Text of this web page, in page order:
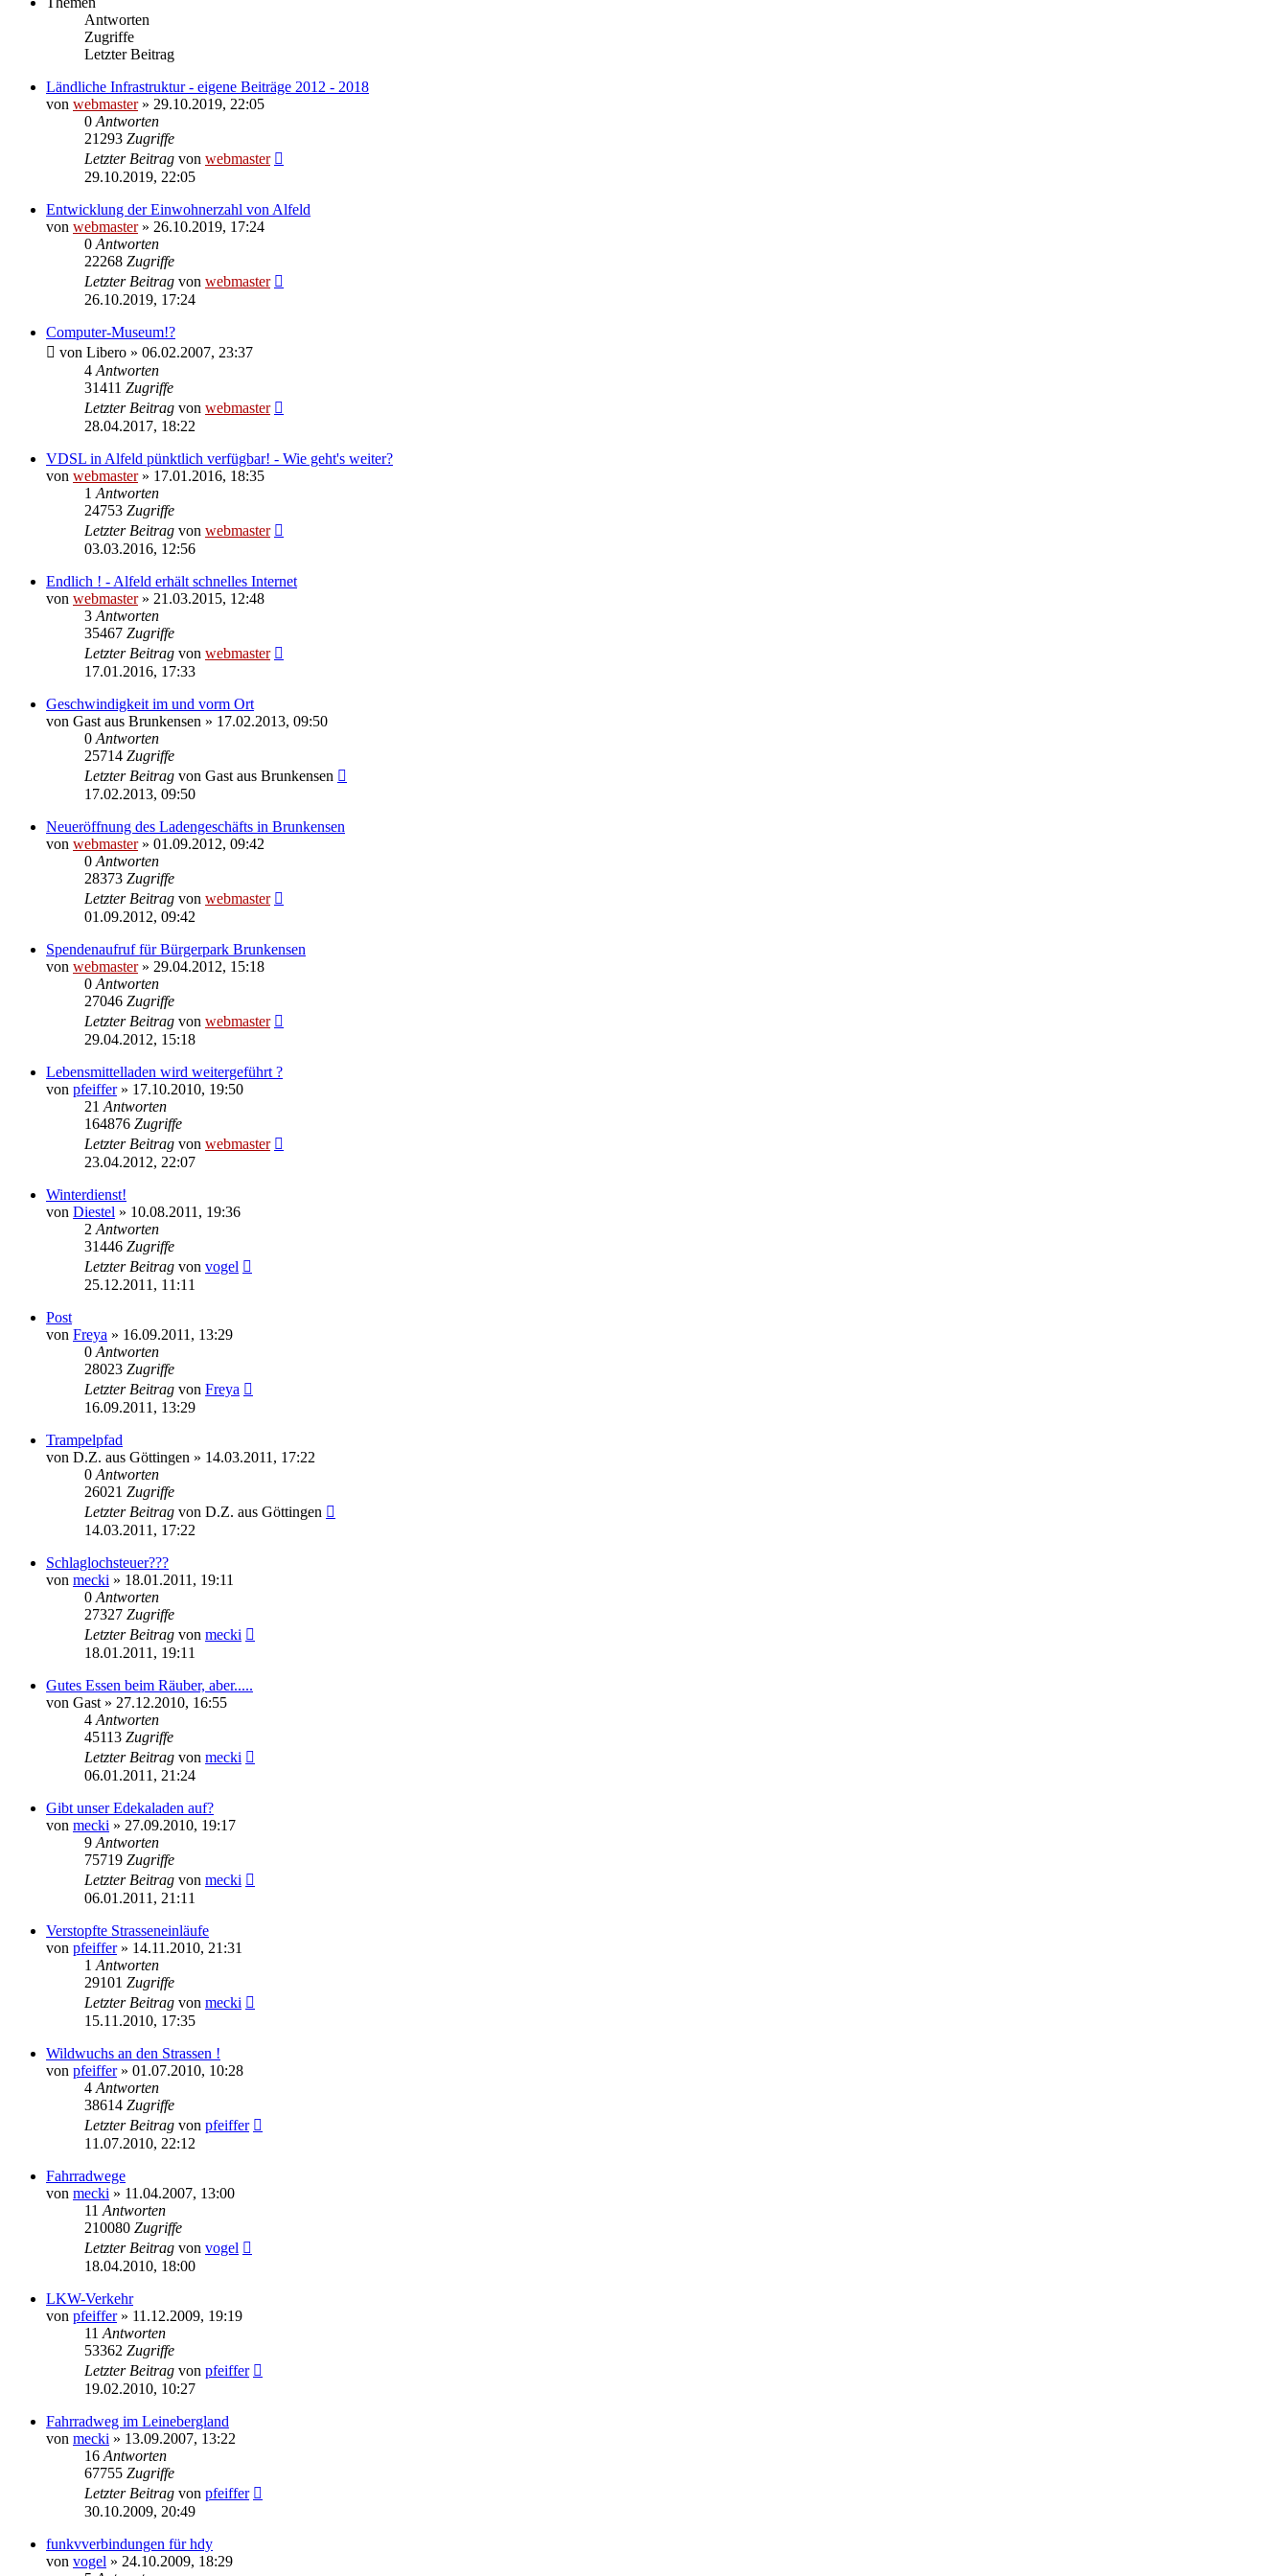
Antworten
Zugriffe
Letzter Beitrag
Ländliche Infrastruktur - eigene Beiträge 2012 - 2018
von webmaster» 29.10.2019, 22:05
0 Antworten
21293 Zugriffe
Letzter Beitrag von webmaster
29.10.2019, 22:05
Entwicklung der Einwohnerzahl von Alfeld
von webmaster» 26.10.2019, 17:24
0 Antworten
22268 Zugriffe
Letzter Beitrag von webmaster
26.10.2019, 17:24
Computer-Museum!?
von Libero » 06.02.2007, 23:37
4 Antworten
31411 Zugriffe
Letzter Beitrag von webmaster
28.04.2017, 18:22
VDSL in Alfeld pünktlich verfügbar! - Wie geht's weiter?
von webmaster» 17.01.2016, 18:35
1 Antworten
24753 Zugriffe
Letzter Beitrag von webmaster
03.03.2016, 12:56
Endlich ! - Alfeld erhält schnelles Internet
von webmaster» 21.03.2015, 12:48
3 Antworten
35467 Zugriffe
Letzter Beitrag von webmaster
17.01.2016, 17:33
Geschwindigkeit im und vorm Ort
von Gast aus Brunkensen » 17.02.2013, 09:50
0 Antworten
25714 Zugriffe
Letzter Beitrag von Gast aus Brunkensen
17.02.2013, 09:50
Neueröffnung des Ladengeschäfts in Brunkensen
von webmaster» 01.09.2012, 09:42
0 Antworten
28373 Zugriffe
Letzter Beitrag von webmaster
01.09.2012, 09:42
Spendenaufruf für Bürgerpark Brunkensen
von webmaster» 29.04.2012, 15:18
0 Antworten
27046 Zugriffe
Letzter Beitrag von webmaster
29.04.2012, 15:18
Lebensmittelladen wird weitergeführt ?
von pfeiffer» 17.10.2010, 19:50
21 Antworten
164876 Zugriffe
Letzter Beitrag von webmaster
23.04.2012, 22:07
Winterdienst!
von Diestel » 10.08.2011, 19:36
2 Antworten
31446 Zugriffe
Letzter Beitrag von vogel
25.12.2011, 11:11
Post
von Freya » 16.09.2011, 13:29
0 Antworten
28023 Zugriffe
Letzter Beitrag von Freya
16.09.2011, 13:29
Trampelpfad
von D.Z. aus Göttingen » 14.03.2011, 17:22
0 Antworten
26021 Zugriffe
Letzter Beitrag von D.Z. aus Göttingen
14.03.2011, 17:22
Schlaglochsteuer???
von mecki » 18.01.2011, 19:11
0 Antworten
27327 Zugriffe
Letzter Beitrag von mecki
18.01.2011, 19:11
Gutes Essen beim Räuber, aber.....
von Gast » 27.12.2010, 16:55
4 Antworten
45113 Zugriffe
Letzter Beitrag von mecki
06.01.2011, 21:24
Gibt unser Edekaladen auf?
von mecki » 27.09.2010, 19:17
9 Antworten
75719 Zugriffe
Letzter Beitrag von mecki
06.01.2011, 21:11
Verstopfte Strasseneinläufe
von pfeiffer» 14.11.2010, 21:31
1 Antworten
29101 Zugriffe
Letzter Beitrag von mecki
15.11.2010, 17:35
Wildwuchs an den Strassen !
von pfeiffer» 01.07.2010, 10:28
4 Antworten
38614 Zugriffe
Letzter Beitrag von pfeiffer
11.07.2010, 22:12
Fahrradwege
von mecki » 11.04.2007, 13:00
11 Antworten
210080 Zugriffe
Letzter Beitrag von vogel
18.04.2010, 18:00
LKW-Verkehr
von pfeiffer» 11.12.2009, 19:19
11 Antworten
53362 Zugriffe
Letzter Beitrag von pfeiffer
19.02.2010, 10:27
Fahrradweg im Leinebergland
von mecki » 13.09.2007, 13:22
16 Antworten
67755 Zugriffe
Letzter Beitrag von pfeiffer
30.10.2009, 20:49
funkvverbindungen für hdy
von vogel » 24.10.2009, 18:29